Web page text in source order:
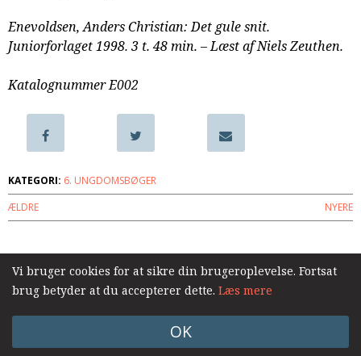
8.0:
Støt
KABB!
Næste
indlæg:
chanceForrige
indlæg:
Den
forræder.
Zion-
junior
Enevoldsen, Anders Christian: Det gule snit.
Juniorforlaget 1998. 3 t. 48 min. – Læst af Niels Zeuthen.
Katalognummer E002
KATEGORI: 6. UNGDOMSBØGER
ÆLDRE
NYERE
Vi bruger cookies for at sikre din brugeroplevelse. Fortsat
brug betyder at du accepterer dette. Læs mere
OK